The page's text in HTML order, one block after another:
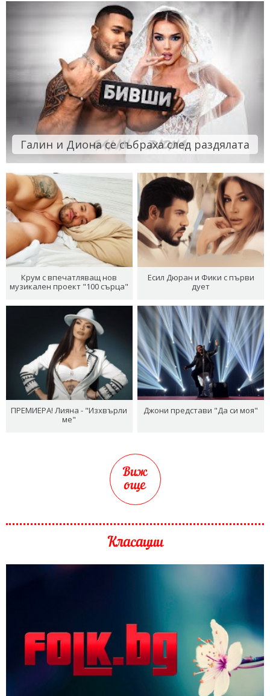
Галин и Диона се събраха след раздялата
Крум с впечатляващ нов
музикален проект "100 сърца"
Есил Дюран и Фики с първи
дует
ПРЕМИЕРА! Лияна - "Изхвърли
ме"
Джони представи "Да си моя"
Виж
още
Класации